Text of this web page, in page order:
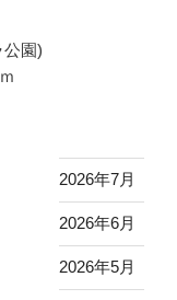
園)
2026年7月
2026年6月
2026年5月